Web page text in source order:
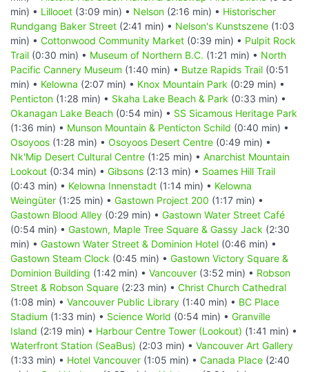
min) • Lillooet (3:09 min) • Nelson (2:16 min) • Historischer
Rundgang Baker Street (2:41 min) • Nelson's Kunstszene (1:03
min) • Cottonwood Community Market (0:39 min) • Pulpit Rock
Trail (0:30 min) • Museum of Northern B.C. (1:21 min) • North
Pacific Cannery Museum (1:40 min) • Butze Rapids Trail (0:51
min) • Kelowna (2:07 min) • Knox Mountain Park (0:29 min) •
Penticton (1:28 min) • Skaha Lake Beach & Park (0:33 min) •
Okanagan Lake Beach (0:54 min) • SS Sicamous Heritage Park
(1:36 min) • Munson Mountain & Penticton Schild (0:40 min) •
Osoyoos (1:28 min) • Osoyoos Desert Centre (0:49 min) •
Nk'Mip Desert Cultural Centre (1:25 min) • Anarchist Mountain
Lookout (0:34 min) • Gibsons (2:13 min) • Soames Hill Trail
(0:43 min) • Kelowna Innenstadt (1:14 min) • Kelowna
Weingüter (1:25 min) • Gastown Project 200 (1:17 min) •
Gastown Blood Alley (0:29 min) • Gastown Water Street Café
(0:54 min) • Gastown, Maple Tree Square & Gassy Jack (2:30
min) • Gastown Water Street & Dominion Hotel (0:46 min) •
Gastown Steam Clock (0:45 min) • Gastown Victory Square &
Dominion Building (1:42 min) • Vancouver (3:52 min) • Robson
Street & Robson Square (2:23 min) • Christ Church Cathedral
(1:08 min) • Vancouver Public Library (1:40 min) • BC Place
Stadium (1:33 min) • Science World (0:54 min) • Granville
Island (2:19 min) • Harbour Centre Tower (Lookout) (1:41 min) •
Waterfront Station (SeaBus) (2:03 min) • Vancouver Art Gallery
(1:33 min) • Hotel Vancouver (1:05 min) • Canada Place (2:40